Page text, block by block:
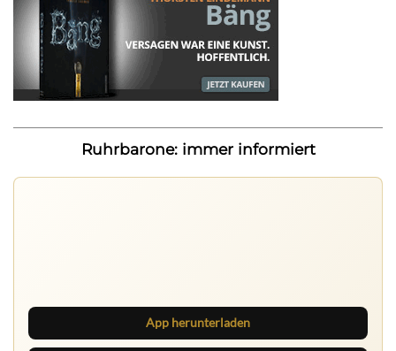
Ruhrbarone: immer informiert
App herunterladen